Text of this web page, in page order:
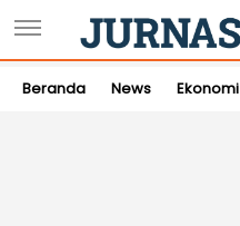
Beranda News Ekonomi